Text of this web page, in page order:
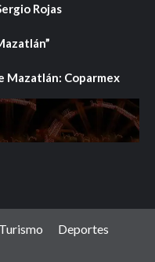
Rojas
Mazatlán: Coparmex
Turismo Deportes